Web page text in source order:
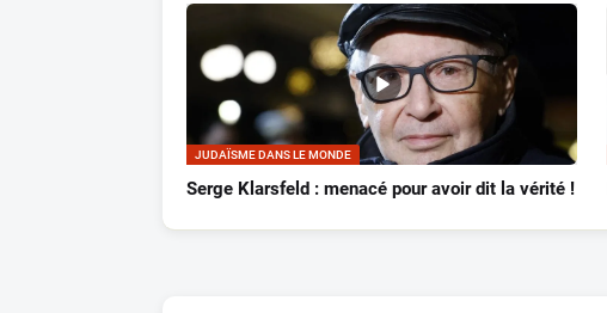
JUDAÏSME DANS LE MONDE
Serge Klarsfeld : menacé pour avoir dit la vérité !